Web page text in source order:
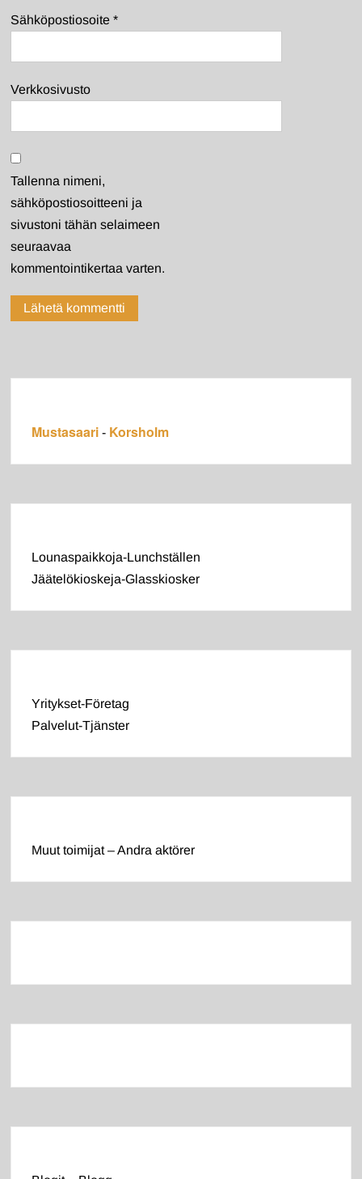
Sähköpostiosoite*
Verkkosivusto
Tallenna nimeni,
sähköpostiosoitteeni ja
sivustoni tähän selaimeen
seuraavaa
kommentointikertaa varten.
Mustasaari - Korsholm
Lounaspaikkoja-Lunchställen
Jäätelökioskeja-Glasskiosker
Yritykset-Företag
Palvelut-Tjänster
Muut toimijat – Andra aktörer